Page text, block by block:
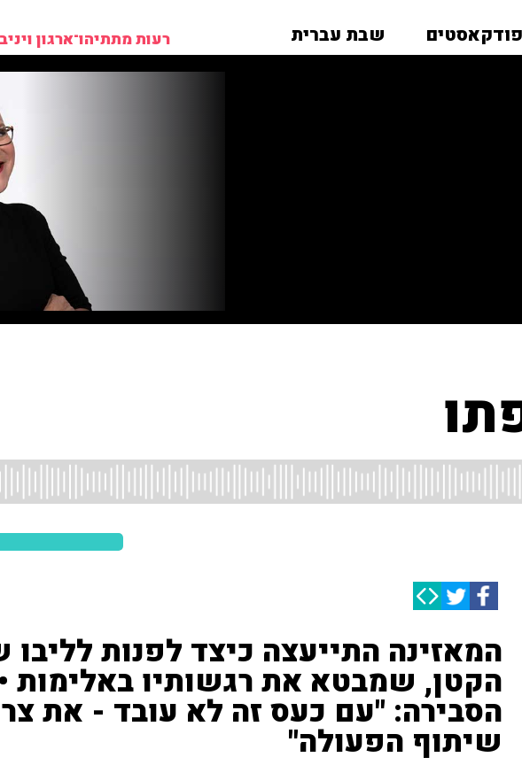
פודקאסטים שבת עברית רעות מתתיהו־ארגון
המאזינה התייעצה כיצד לפנות לליבו
הקטן, שמבטא את רגשותיו באלימות
הסבירה: "עם כעס זה לא עובד - את
שיתוף הפעולה"